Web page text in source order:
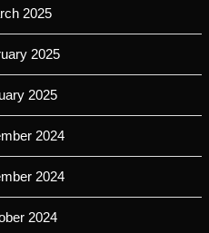
2025
2025
2025
2024
2024
2024